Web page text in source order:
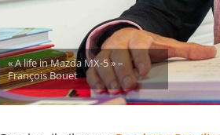
« A life in Mazda MX-5 » –
François Bouet